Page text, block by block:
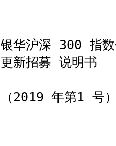
银华沪深 300 指
更新招募 说明书
（2019 年第1 号